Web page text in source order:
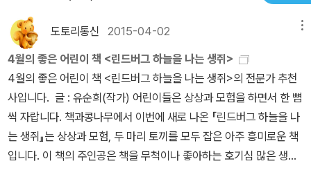
도토리통신 2015-04-02
4월의 좋은 어린이 책 <린드버그 하늘을 나는 생쥐>
4월의 좋은 어린이 책 <린드버그 하늘을 나는 생쥐>의 전문가 추천
사입니다. 글 : 유순희(작가) 어린이들은 상상과 모험을 하면서 한 뼘
씩 자랍니다. 책과콩나무에서 이번에 새로 나온 『린드버그 하늘을 나
는 생쥐』는 상상과 모험, 두 마리 토끼를 모두 잡은 아주 흥미로운 책
입니다. 이 책의 주인공은 책을 무척이나 좋아하는 호기심 많은 생쥐